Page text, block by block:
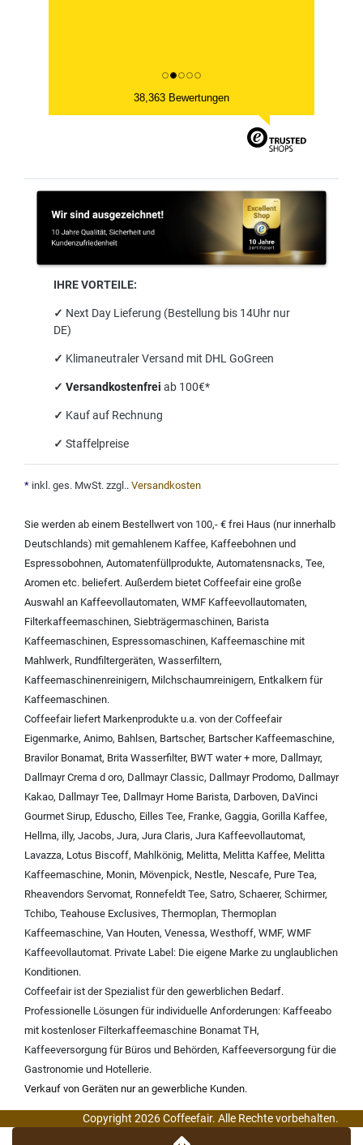
38,363 Bewertungen
IHRE VORTEILE:
✓ Next Day Lieferung (Bestellung bis 14Uhr nur
DE)
✓ Klimaneutraler Versand mit DHL GoGreen
✓ Versandkostenfrei ab 100€*
✓ Kauf auf Rechnung
✓ Staffelpreise
* inkl. ges. MwSt. zzgl.. Versandkosten
Sie werden ab einem Bestellwert von 100,- € frei Haus (nur innerhalb
Deutschlands) mit gemahlenem Kaffee, Kaffeebohnen und
Espressobohnen, Automatenfüllprodukte, Automatensnacks, Tee,
Aromen etc. beliefert. Außerdem bietet Coffeefair eine große
Auswahl an Kaffeevollautomaten, WMF Kaffeevollautomaten,
Filterkaffeemaschinen, Siebträgermaschinen, Barista
Kaffeemaschinen, Espressomaschinen, Kaffeemaschine mit
Mahlwerk, Rundfiltergeräten, Wasserfiltern,
Kaffeemaschinenreinigern, Milchschaumreinigern, Entkalkern für
Kaffeemaschinen.
Coffeefair liefert Markenprodukte u.a. von derCoffeefair
Eigenmarke, Animo, Bahlsen, Bartscher, Bartscher Kaffeemaschine,
Bravilor Bonamat, Brita Wasserfilter, BWT water + more, Dallmayr,
Dallmayr Crema d oro, Dallmayr Classic, Dallmayr Prodomo, Dallmayr
Kakao, Dallmayr Tee, Dallmayr Home Barista, Darboven, DaVinci
Gourmet Sirup, Eduscho, Eilles Tee, Franke, Gaggia, Gorilla Kaffee,
Hellma, illy, Jacobs, Jura, Jura Claris, Jura Kaffeevollautomat,
Lavazza, Lotus Biscoff, Mahlkönig, Melitta, Melitta Kaffee, Melitta
Kaffeemaschine, Monin, Mövenpick, Nestle, Nescafe, Pure Tea,
Rheavendors Servomat, Ronnefeldt Tee, Satro, Schaerer, Schirmer,
Tchibo, Teahouse Exclusives, Thermoplan, Thermoplan
Kaffeemaschine, Van Houten, Venessa, Westhoff, WMF, WMF
Kaffeevollautomat. Private Label: Die eigene Marke zu unglaublichen
Konditionen.
Coffeefair ist der Spezialist für den gewerblichen Bedarf.
Professionelle Lösungen für individuelle Anforderungen: Kaffeeabo
mit kostenloser Filterkaffeemaschine Bonamat TH,
Kaffeeversorgung für Büros und Behörden, Kaffeeversorgung für die
Gastronomie und Hotellerie.
Verkauf von Geräten nur an gewerbliche Kunden.
Copyright 2026 Coffeefair. Alle Rechte vorbehalten.